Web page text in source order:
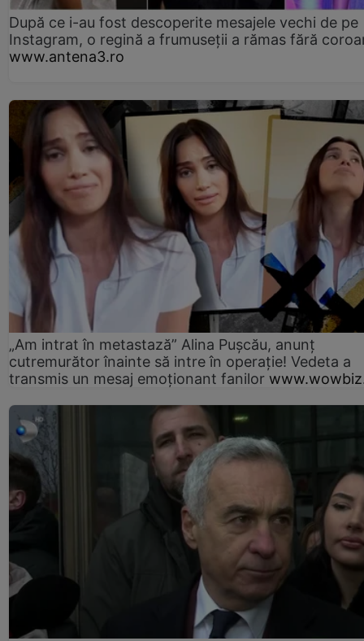
După ce i-au fost descoperite mesajele vechi de pe
Instagram, o regină a frumuseții a rămas fără
www.antena3.ro
„Am intrat în metastază” Alina Pușcău, anunț
cutremurător înainte să intre în operație! Vedeta a
transmis un mesaj emoționant fanilor